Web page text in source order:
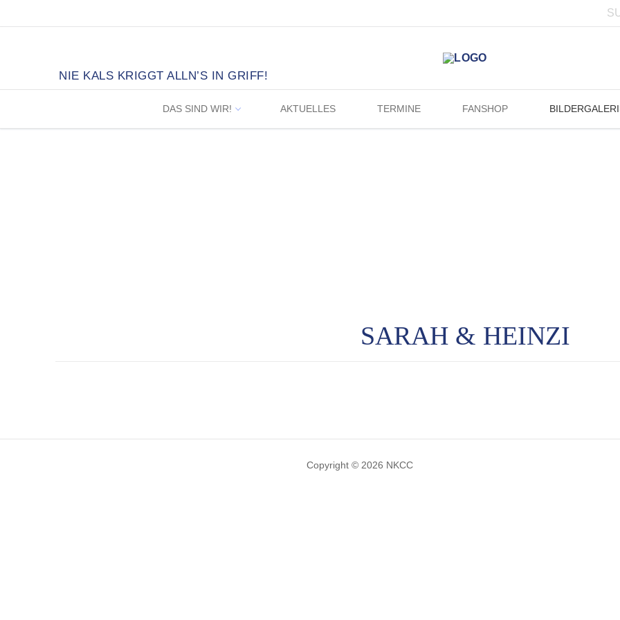
Inhalt
NIE KALS KRIGGT ALLN’S IN GRIFF!
DAS SIND WIR! AKTUELLES TERMINE FANSHOP
SARAH & HEINZI
Copyright © 2026 NKCC